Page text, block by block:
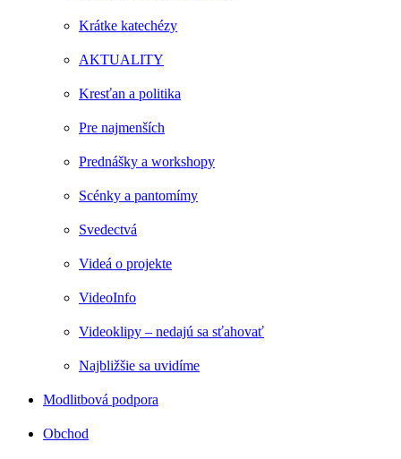
Krátke katechézy
AKTUALITY
Kresťan a politika
Pre najmenších
Prednášky a workshopy
Scénky a pantomímy
Svedectvá
Videá o projekte
VideoInfo
Videoklipy – nedajú sa sťahovať
Najbližšie sa uvidíme
Modlitbová podpora
Obchod